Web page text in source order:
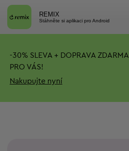
REMIX
Stáhněte si aplikaci pro Android
-30% SLEVA + DOPRAVA ZDARMA
PRO VÁS!
Nakupujte nyní